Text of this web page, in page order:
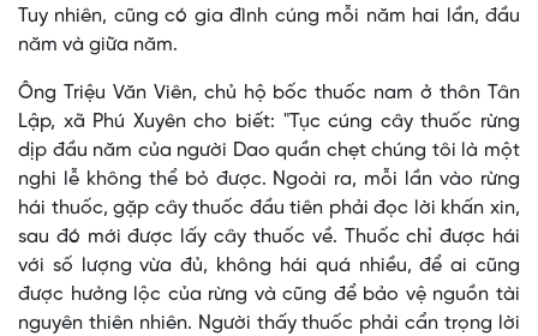
Tuy nhiên, cũng có gia đình cúng mỗi năm hai lần, đầu
năm và giữa năm.
Ông Triệu Văn Viên, chủ hộ bốc thuốc nam ở thôn Tân
Lập, xã Phú Xuyên cho biết: "Tục cúng cây thuốc rừng
dịp đầu năm của người Dao quần chẹt chúng tôi là một
nghi lễ không thể bỏ được. Ngoài ra, mỗi lần vào rừng
hái thuốc, gặp cây thuốc đầu tiên phải đọc lời khấn xin,
sau đó mới được lấy cây thuốc về. Thuốc chỉ được hái
với số lượng vừa đủ, không hái quá nhiều, để ai cũng
được hưởng lộc của rừng và cũng để bảo vệ nguồn tài
nguyên thiên nhiên. Người thấy thuốc phải cẩn trọng lời